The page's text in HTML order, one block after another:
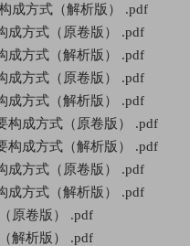
方式（解析版） .pdf
方式（原卷版） .pdf
方式（解析版） .pdf
方式（原卷版） .pdf
方式（解析版） .pdf
成方式（原卷版） .pdf
成方式（解析版） .pdf
方式（原卷版） .pdf
方式（解析版） .pdf
原卷版） .pdf
解析版） .pdf